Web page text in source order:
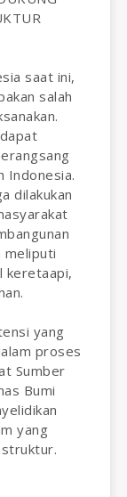
saat ini,
salah
Indonesia.
dilakukan
meliputi
keretaapi,
yang
proses
Sumber
Bumi
yang